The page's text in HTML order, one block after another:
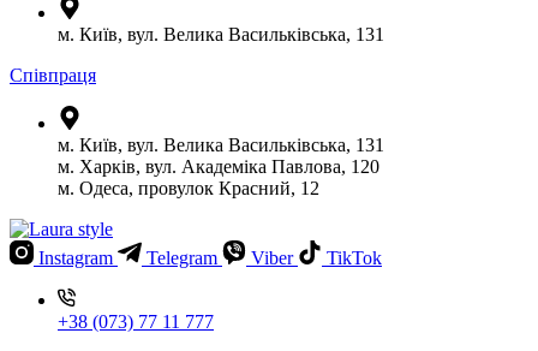
м. Київ, вул. Велика Васильківська, 131
Співпраця
м. Київ, вул. Велика Васильківська, 131
м. Харків, вул. Академіка Павлова, 120
м. Одеса, провулок Красний, 12
Instagram Telegram Viber TikTok
+38 (073) 77 11 777